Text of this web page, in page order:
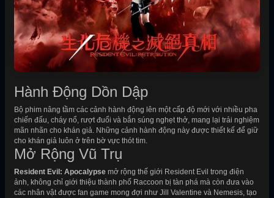
Hành Động Dồn Dập
Bộ phim nâng tầm các cảnh hành động lên một cấp độ mới với nhiều pha
chiến đấu, cháy nổ, rượt đuổi và bắn súng nghẹt thở, mang lại trải nghiệm
mãn nhãn cho khán giả. Những cảnh hành động này được thiết kế để giữ
cho khán giả luôn ở trên bờ vực thót tim.
Mở Rộng Vũ Trụ
Resident Evil: Apocalypse mở rộng thế giới Resident Evil trong điện
ảnh, không chỉ giới thiệu thành phố Raccoon bị tàn phá mà còn đưa vào
các nhân vật được fan game mong đợi như Jill Valentine và Nemesis, tạo